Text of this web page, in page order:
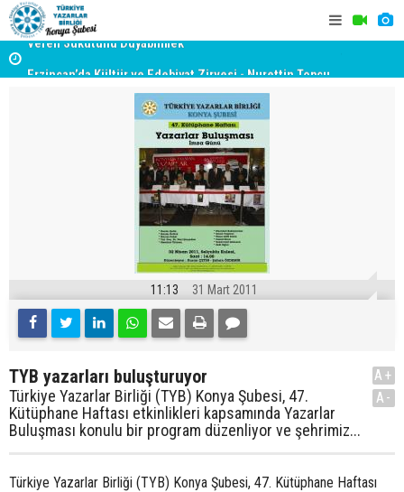
11:13 31 Mart 2011
TYB yazarları buluşturuyor
Türkiye Yazarlar Birliği (TYB) Konya Şubesi, 47.
Kütüphane Haftası etkinlikleri kapsamında Yazarlar
Buluşması konulu bir program düzenliyor ve şehrimiz...
A+
A-
Türkiye Yazarlar Birliği (TYB) Konya Şubesi, 47. Kütüphane Haftası